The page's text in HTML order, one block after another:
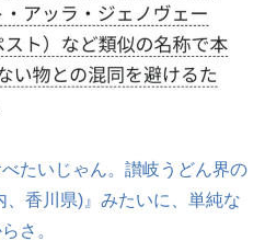
たいじゃん。讃岐うどん界の
、香川県)』みたいに、単純な
さ。